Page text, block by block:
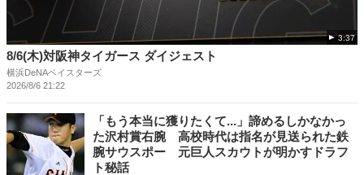
3:37
8/6(木)対阪神タイガース ダイジェスト
横浜DeNAベイスターズ
2026/8/6 21:22
「もう本当に獲りたくて...」諦めるしかなかっ
た沢村賞右腕 高校時代は指名が見送られた鉄
腕サウスポー 元巨人スカウトが明かすドラフ
ト秘話